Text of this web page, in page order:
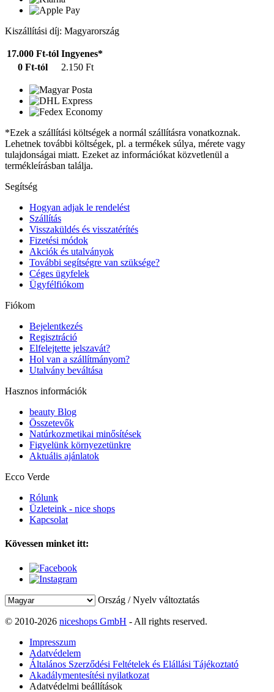
Kiszállítási díj: Magyarország
17.000 Ft-tól Ingyenes*
0 Ft-tól
2.150 Ft
*Ezek a szállítási költségek a normál szállításra vonatkoznak.
Lehetnek további költségek, pl. a termékek súlya, mérete vagy
tulajdonságai miatt. Ezeket az információkat közvetlenül a
termékleírásban találja.
Segítség
Hogyan adjak le rendelést
Szállítás
Visszaküldés és visszatérítés
Fizetési módok
Akciók és utalványok
További segítségre van szüksége?
Céges ügyfelek
Ügyfélfiókom
Fiókom
Bejelentkezés
Regisztráció
Elfelejtette jelszavát?
Hol van a szállítmányom?
Utalvány beváltása
Hasznos információk
beauty Blog
Összetevők
Natúrkozmetikai minősítések
Figyelünk környezetünkre
Aktuális ajánlatok
Ecco Verde
Rólunk
Üzleteink - nice shops
Kapcsolat
Kövessen minket itt:
Ország / Nyelv változtatás
© 2010-2026 niceshops GmbH - All rights reserved.
Impresszum
Adatvédelem
Általános Szerződési Feltételek és Elállási Tájékoztató
Akadálymentesítési nyilatkozat
Adatvédelmi beállítások